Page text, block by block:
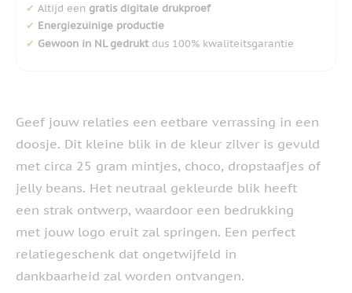
✔ Altijd een gratis digitale drukproef
✔ Energiezuinige productie
✔ Gewoon in NL gedruktdus 100% kwaliteitsgarantie
Geef jouw relaties een eetbare verrassing in een
doosje. Dit kleine blik in de kleur zilver is gevuld
met circa 25 gram mintjes, choco, dropstaafjes of
jelly beans. Het neutraal gekleurde blik heeft
een strak ontwerp, waardoor een bedrukking
met jouw logo eruit zal springen. Een perfect
relatiegeschenk dat ongetwijfeld in
dankbaarheid zal worden ontvangen.